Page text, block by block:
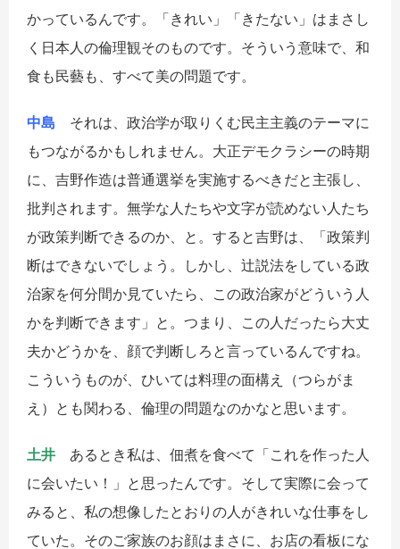
かっているんです。「きれい」「きたない」はまさし
く日本人の倫理観そのものです。そういう意味で、和
食も民藝も、すべて美の問題です。
中島 それは、政治学が取りくむ民主主義のテーマに
もつながるかもしれません。大正デモクラシーの時期
に、吉野作造は普通選挙を実施するべきだと主張し、
批判されます。無学な人たちや文字が読めない人たち
が政策判断できるのか、と。すると吉野は、「政策判
断はできないでしょう。しかし、辻説法をしている政
治家を何分間か見ていたら、この政治家がどういう人
かを判断できます」と。つまり、この人だったら大丈
夫かどうかを、顔で判断しろと言っているんですね。
こういうものが、ひいては料理の面構え（つらがま
え）とも関わる、倫理の問題なのかなと思います。
土井 あるとき私は、佃煮を食べて「これを作った人
に会いたい！」と思ったんです。そして実際に会って
みると、私の想像したとおりの人がきれいな仕事をし
ていた。そのご家族のお顔はまさに、お店の看板にな